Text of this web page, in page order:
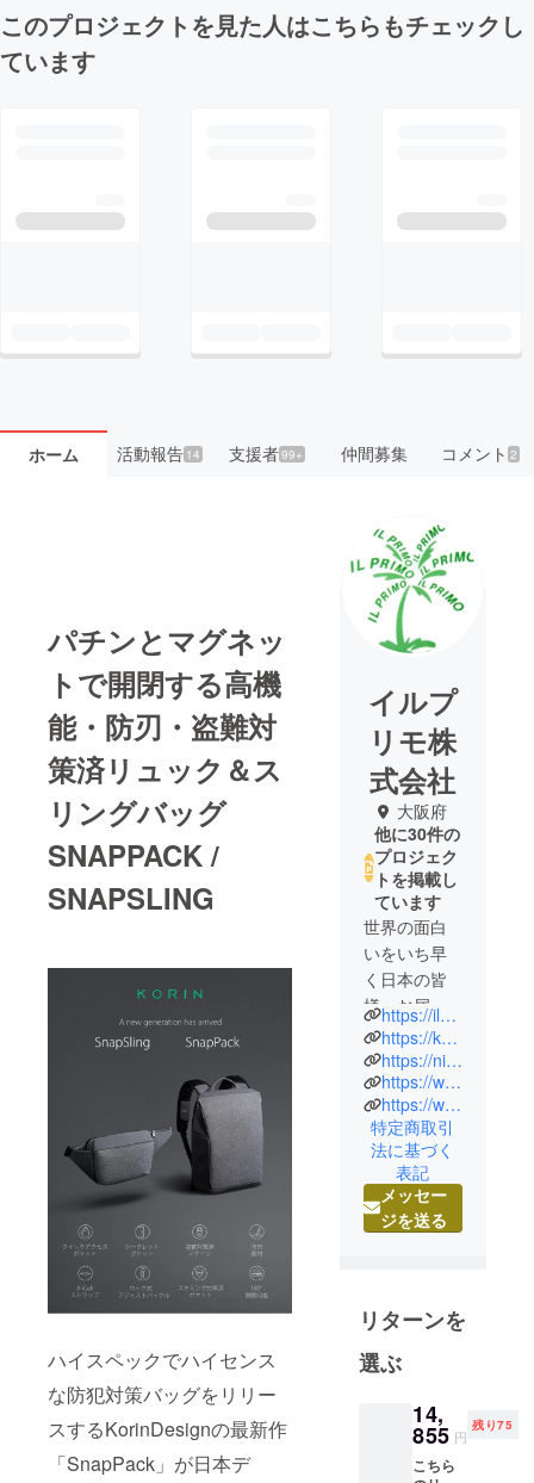
このプロジェクトを見た人はこちらもチェックし
ています
ホーム 活動報告14 支援者99+ 仲間募集 コメント 2
パチンとマグネッ
トで開閉する高機
能・防刃・盗難対
策済リュック＆ス
リングバッグ
SNAPPACK /
SNAPSLING
ハイスペックでハイセンス
な防犯対策バッグをリリー
スするKorinDesignの最新作
「SnapPack」が日本デ
イルプ
リモ株
式会社
大阪府
他に30件の
プロジェク
トを掲載し
ています
世界の面白
いをいち早
く日本の皆
様へお届け
できるよ
う、日々各
国の新製品
展示会やス
タートアッ
プの国への
企業訪問を
行っており
株式会社
は、少数精
鋭で事業を
拠点をおく
専門商社で
https://ilprimo.com/
https://korin-design.jp/
https://niid-jp.com/
https://www.youtube.com/channel/UCBtz7ooWBeAuj2FV3M2eqrw/videos
https://www.instagram.com/ilprimocom/
特定商取引
法に基づく
表記
メッセー
ジを送る
リターンを
選ぶ
14,
855 円
残り75
こちら